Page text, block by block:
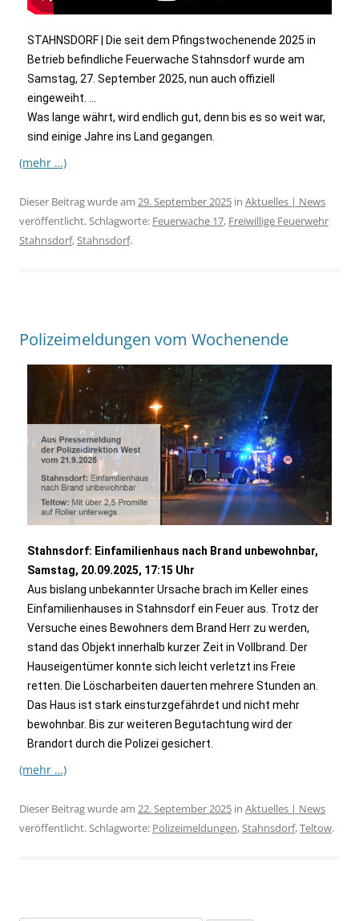
STAHNSDORF | Die seit dem Pfingstwochenende 2025 in
Betrieb befindliche Feuerwache Stahnsdorf wurde am
Samstag, 27. September 2025, nun auch offiziell
eingeweiht. …
Was lange währt, wird endlich gut, denn bis es so weit war,
sind einige Jahre ins Land gegangen.
(mehr …)
Dieser Beitrag wurde am 29. September 2025 in Aktuelles | News
veröffentlicht. Schlagworte: Feuerwache 17, Freiwillige Feuerwehr
Stahnsdorf,Stahnsdorf.
Polizeimeldungen vom Wochenende
Stahnsdorf: Einfamilienhaus nach Brand unbewohnbar,
Samstag, 20.09.2025, 17:15 Uhr
Aus bislang unbekannter Ursache brach im Keller eines
Einfamilienhauses in Stahnsdorf ein Feuer aus. Trotz der
Versuche eines Bewohners dem Brand Herr zu werden,
stand das Objekt innerhalb kurzer Zeit in Vollbrand. Der
Hauseigentümer konnte sich leicht verletzt ins Freie
retten. Die Löscharbeiten dauerten mehrere Stunden an.
Das Haus ist stark einsturzgefährdet und nicht mehr
bewohnbar. Bis zur weiteren Begutachtung wird der
Brandort durch die Polizei gesichert.
(mehr …)
Dieser Beitrag wurde am 22. September 2025 in Aktuelles | News
veröffentlicht. Schlagworte: Polizeimeldungen,Stahnsdorf,Teltow.